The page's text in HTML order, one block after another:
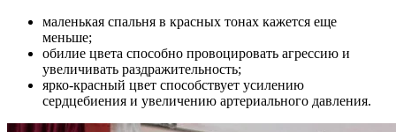
маленькая спальня в красных тонах кажется еще
меньше;
обилие цвета способно провоцировать агрессию и
увеличивать раздражительность;
ярко-красный цвет способствует усилению
сердцебиения и увеличению артериального давления.